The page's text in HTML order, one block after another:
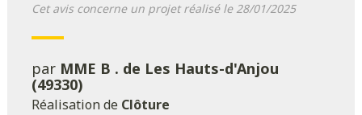
Cet avis concerne un projet réalisé le 28/01/2025
par MME B . de Les Hauts-d'Anjou
(49330)
Réalisation de Clôture